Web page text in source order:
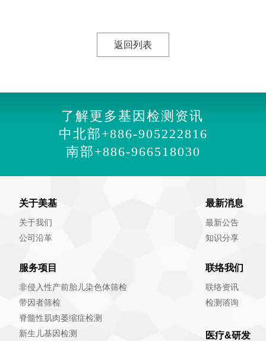
返回列表
了解更多基因检测资讯
中北部+886-905222816
南部+886-966518030
关于美基
关于我们
公司沿革
服务项目
非侵入性产前胎儿染色体筛检
带因者筛检
脊髓性肌肉萎缩症检测
新生儿基因检测
最新消息
最新公告
知识分享
联络我们
联络资讯
检测谘询
医疗&研发